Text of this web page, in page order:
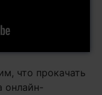
что прокачать
онлайн-